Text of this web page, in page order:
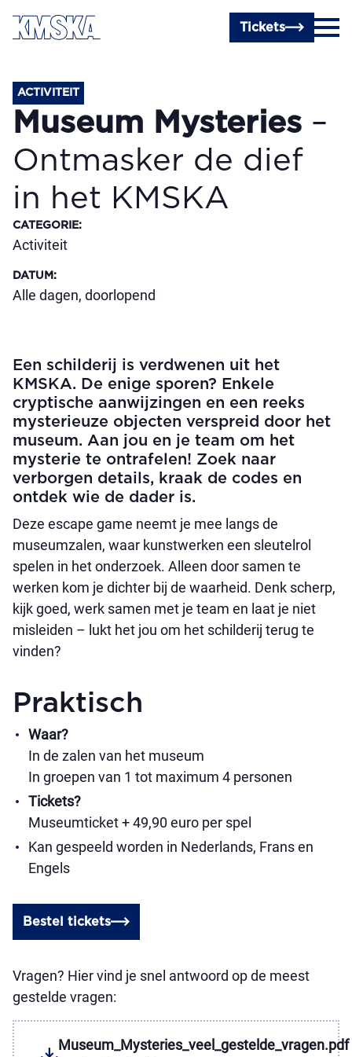
Ga naar hoofdinhoud
Tickets
ACTIVITEIT
Museum Mysteries –
Ontmasker de dief
in het KMSKA
CATEGORIE:
Activiteit
DATUM :
Alle dagen, doorlopend
Een schilderij is verdwenen uit het
KMSKA. De enige sporen? Enkele
cryptische aanwijzingen en een reeks
mysterieuze objecten verspreid door het
museum. Aan jou en je team om het
mysterie te ontrafelen! Zoek naar
verborgen details, kraak de codes en
ontdek wie de dader is.
Deze escape game neemt je mee langs de
museumzalen, waar kunstwerken een sleutelrol
spelen in het onderzoek. Alleen door samen te
werken kom je dichter bij de waarheid. Denk scherp,
kijk goed, werk samen met je team en laat je niet
misleiden – lukt het jou om het schilderij terug te
vinden?
Praktisch
Waar?
In de zalen van het museum
In groepen van 1 tot maximum 4 personen
Tickets?
Museumticket + 49,90 euro per spel
Kan gespeeld worden in Nederlands, Frans en
Engels
Bestel tickets
Vragen? Hier vind je snel antwoord op de meest
gestelde vragen:
Museum_Mysteries_veel_gestelde_vragen.pdf